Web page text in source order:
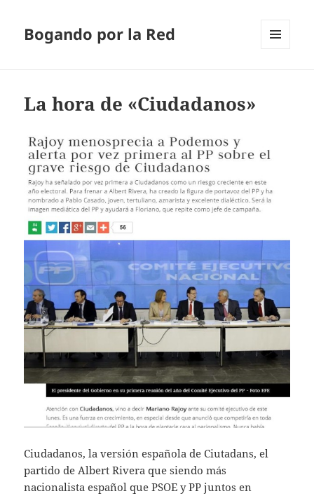
Bogando por la Red
La hora de «Ciudadanos»
Ciudadanos, la versión española de Ciutadans, el
partido de Albert Rivera que siendo más
nacionalista español que PSOE y PP juntos en